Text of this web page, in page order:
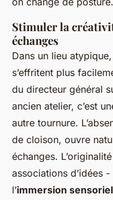
Stimuler la
échanges
Dans un lieu
s’effritent plus
du directeur général
ancien atelier, c’est
autre tournure.
de cloison, ouvre
échanges.
associations d’idées
l’immersion